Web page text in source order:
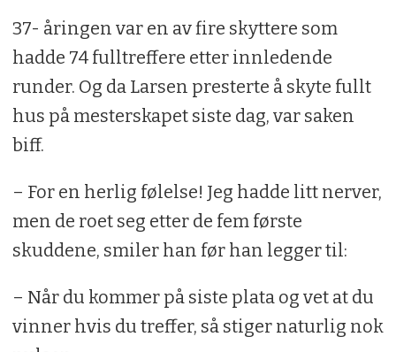
37- åringen var en av fire skyttere som
hadde 74 fulltreffere etter innledende
runder. Og da Larsen presterte å skyte fullt
hus på mesterskapet siste dag, var saken
biff.
– For en herlig følelse! Jeg hadde litt nerver,
men de roet seg etter de fem første
skuddene, smiler han før han legger til:
– Når du kommer på siste plata og vet at du
vinner hvis du treffer, så stiger naturlig nok